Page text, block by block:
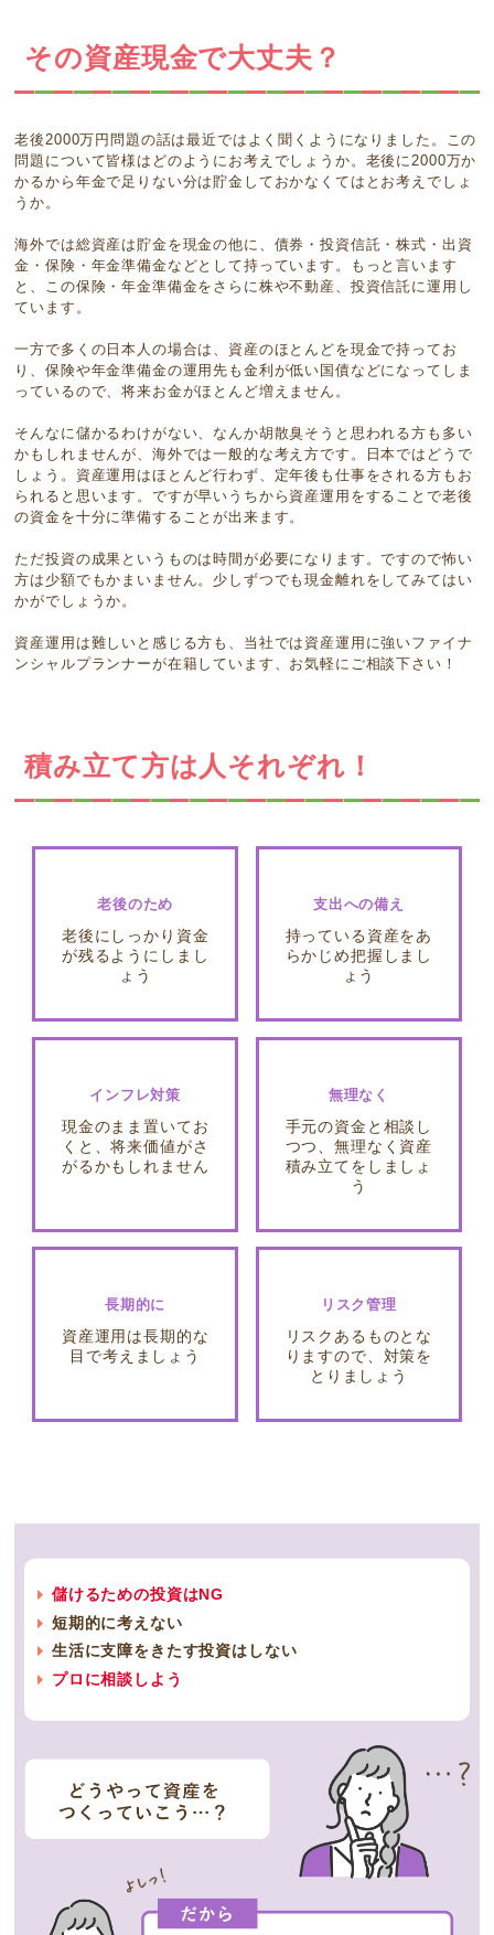
その資産現金で大丈夫？
老後2000万円問題の話は最近ではよく聞くようになりました。この
問題について皆様はどのようにお考えでしょうか。老後に2000万か
かるから年金で足りない分は貯金しておかなくてはとお考えでしょ
うか。
海外では総資産は貯金を現金の他に、債券・投資信託・株式・出資
金・保険・年金準備金などとして持っています。もっと言います
と、この保険・年金準備金をさらに株や不動産、投資信託に運用し
ています。
一方で多くの日本人の場合は、資産のほとんどを現金で持ってお
り、保険や年金準備金の運用先も金利が低い国債などになってしま
っているので、将来お金がほとんど増えません。
そんなに儲かるわけがない、なんか胡散臭そうと思われる方も多い
かもしれませんが、海外では一般的な考え方です。日本ではどうで
しょう。資産運用はほとんど行わず、定年後も仕事をされる方もお
られると思います。ですが早いうちから資産運用をすることで老後
の資金を十分に準備することが出来ます。
ただ投資の成果というものは時間が必要になります。ですので怖い
方は少額でもかまいません。少しずつでも現金離れをしてみてはい
かがでしょうか。
資産運用は難しいと感じる方も、当社では資産運用に強いファイナ
ンシャルプランナーが在籍しています、お気軽にご相談下さい！
積み立て方は人それぞれ！
老後のため
老後にしっかり資金
が残るようにしまし
ょう
支出への備え
持っている資産をあ
らかじめ把握しまし
ょう
インフレ対策
現金のまま置いてお
くと、将来価値がさ
がるかもしれません
無理なく
手元の資金と相談し
つつ、無理なく資産
積み立てをしましょ
う
長期的に
資産運用は長期的な
目で考えましょう
リスク管理
リスクあるものとな
りますので、対策を
とりましょう
儲けるための投資はNG
短期的に考えない
生活に支障をきたす投資はしない
プロに相談しよう